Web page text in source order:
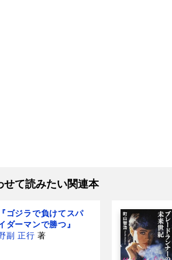
せて読みたい関連本
『ゴジラで負けてスパ
ダーマンで勝つ』
副 正行 著